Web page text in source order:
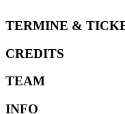
TERMINE &
CREDITS
TEAM
INFO